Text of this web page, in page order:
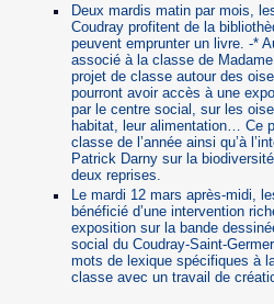
Deux mardis matin par mois,
Coudray profitent de la
peuvent emprunter un livre. -*
associé à la classe de
projet de classe autour des
pourront avoir accès à une
par le centre social, sur les
habitat, leur alimentation… Ce
classe de l’année ainsi qu’à
Patrick Darny sur la
deux reprises.
Le mardi 12 mars après-midi,
bénéficié d’une intervention
exposition sur la bande
social du Coudray-Saint-
mots de lexique spécifiques à
classe avec un travail de